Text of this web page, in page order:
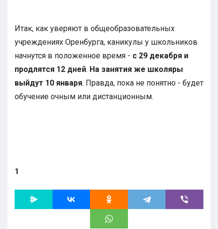
Итак, как уверяют в общеобразовательных
учреждениях Оренбурга, каникулы у школьников
начнутся в положенное время - с 29 декабря и
продлятся 12 дней. На занятия же школяры
выйдут 10 января. Правда, пока не понятно - будет
обучение очным или дистанционным.
1